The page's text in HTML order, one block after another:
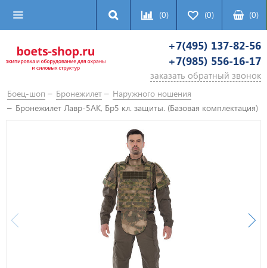
(0) (0) (0)
+7(495) 137-82-56
+7(985) 556-16-17
заказать обратный звонок
Боец-шоп Бронежилет
Наружного ношения
Бронежилет Лавр-5АК, Бр5 кл. защиты. (Базовая комплектация)